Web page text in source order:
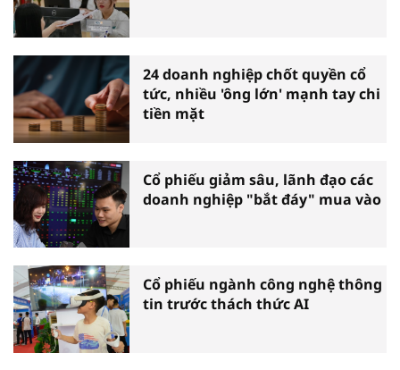
24 doanh nghiệp chốt quyền cổ
tức, nhiều 'ông lớn' mạnh tay chi
tiền mặt
Cổ phiếu giảm sâu, lãnh đạo các
doanh nghiệp "bắt đáy" mua vào
Cổ phiếu ngành công nghệ thông
tin trước thách thức AI